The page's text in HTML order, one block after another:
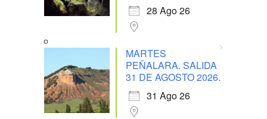
28 Ago 26
MARTES
PEÑALARA. SALIDA
31 DE AGOSTO 2026.
31 Ago 26